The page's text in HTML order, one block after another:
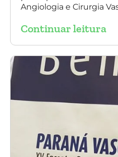
Angiologia e Cirurgia
aneurisma da Aorta.
Continuar leitura